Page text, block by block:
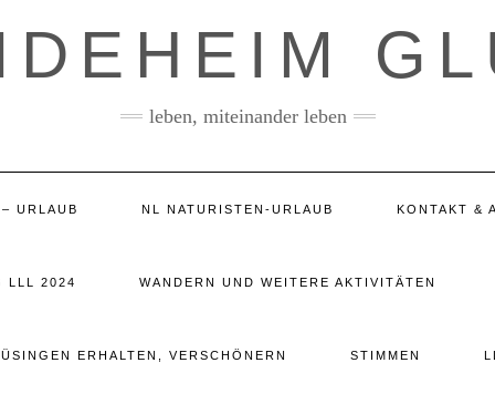
leben, miteinander leben
URLAUB NL NATURISTEN-URLAUB KONTAKT &
LLL 2024 WANDERN UND WEITERE AKTIVITÄTEN
ERHALTEN, VERSCHÖNERN STIMMEN